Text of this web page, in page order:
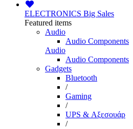
ELECTRONICS Big Sales
Featured items
Audio
Audio Components
Audio
Audio Components
Gadgets
Bluetooth
/
Gaming
/
UPS & Αξεσουάρ
/